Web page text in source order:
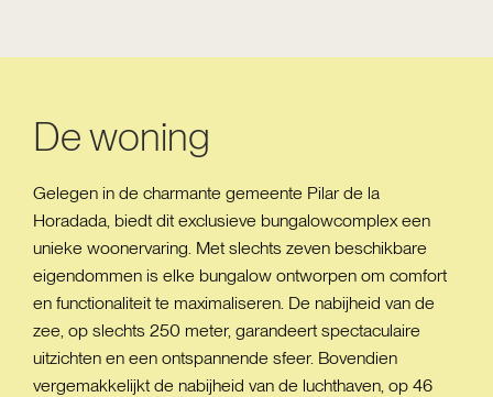
De woning
Gelegen in de charmante gemeente Pilar de la
Horadada, biedt dit exclusieve bungalowcomplex een
unieke woonervaring. Met slechts zeven beschikbare
eigendommen is elke bungalow ontworpen om comfort
en functionaliteit te maximaliseren. De nabijheid van de
zee, op slechts 250 meter, garandeert spectaculaire
uitzichten en een ontspannende sfeer. Bovendien
vergemakkelijkt de nabijheid van de luchthaven, op 46